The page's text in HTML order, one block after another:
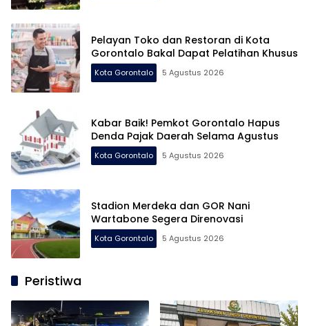
Pelayan Toko dan Restoran di Kota
Gorontalo Bakal Dapat Pelatihan Khusus
Kota Gorontalo 5 Agustus 2026
Kabar Baik! Pemkot Gorontalo Hapus
Denda Pajak Daerah Selama Agustus
Kota Gorontalo 5 Agustus 2026
Stadion Merdeka dan GOR Nani
Wartabone Segera Direnovasi
Kota Gorontalo 5 Agustus 2026
Peristiwa